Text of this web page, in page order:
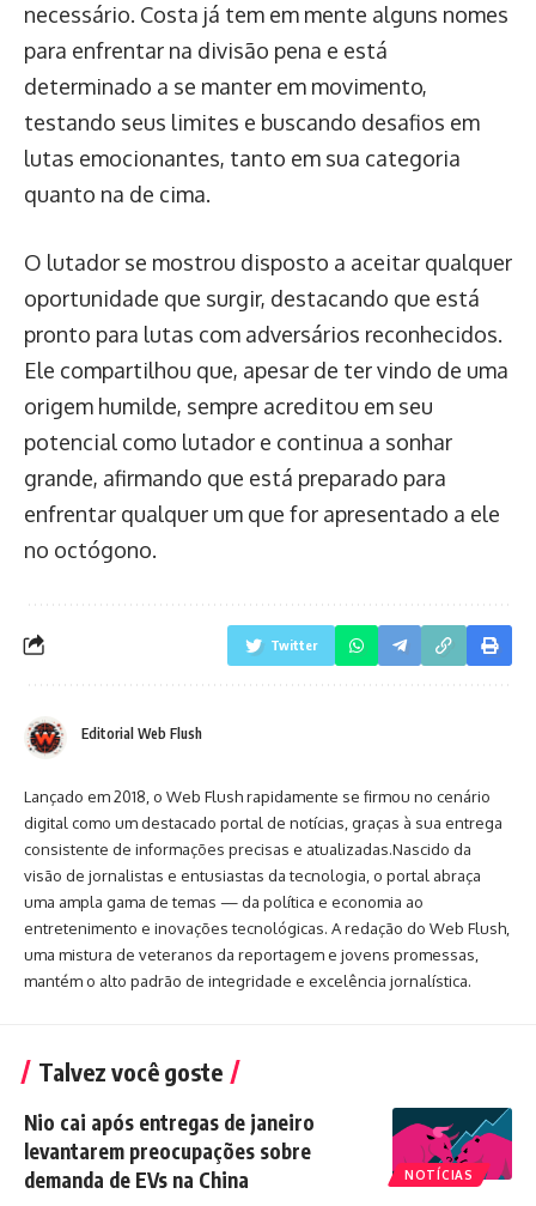
necessário. Costa já tem em mente alguns nomes
para enfrentar na divisão pena e está
determinado a se manter em movimento,
testando seus limites e buscando desafios em
lutas emocionantes, tanto em sua categoria
quanto na de cima.
O lutador se mostrou disposto a aceitar qualquer
oportunidade que surgir, destacando que está
pronto para lutas com adversários reconhecidos.
Ele compartilhou que, apesar de ter vindo de uma
origem humilde, sempre acreditou em seu
potencial como lutador e continua a sonhar
grande, afirmando que está preparado para
enfrentar qualquer um que for apresentado a ele
no octógono.
Twitter
Editorial Web Flush
Lançado em 2018, o Web Flush rapidamente se firmou no cenário
digital como um destacado portal de notícias, graças à sua entrega
consistente de informações precisas e atualizadas.Nascido da
visão de jornalistas e entusiastas da tecnologia, o portal abraça
uma ampla gama de temas — da política e economia ao
entretenimento e inovações tecnológicas. A redação do Web Flush,
uma mistura de veteranos da reportagem e jovens promessas,
mantém o alto padrão de integridade e excelência jornalística.
Talvez você goste
NOTÍCIAS
Nio cai após entregas de janeiro
levantarem preocupações sobre
demanda de EVs na China